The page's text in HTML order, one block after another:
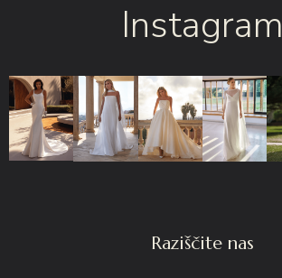
Instagram
Raziščite nas